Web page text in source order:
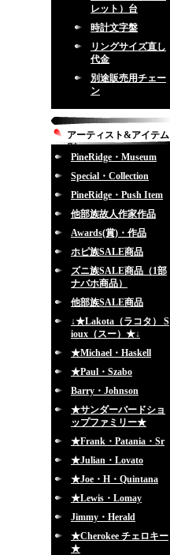
レット）台
時計文字盤
リングサイズ直し
代金
別途販売用チェー
ン
アーティスト&アイテム
別
PineRidge・Museum
Special・Collection
PineRidge・Push Item
他部族故人作家作品
Awards(賞)・作品
ホピ族SALE商品
ズニ族SALE商品（1部
ナバホ商品）
他部族SALE商品
↓★Lakota（ラコタ） S
ioux（スー）★↓
★Michael・Haskell
★Paul・Szabo
Barry・Johnson
★サンダーバードショ
ップファミリー★
★Frank・Patania・Sr
★Julian・Lovato
★Joe・H・Quintana
★Lewis・Lomay
Jimmy・Herald
★Cherokee チェロキー
★